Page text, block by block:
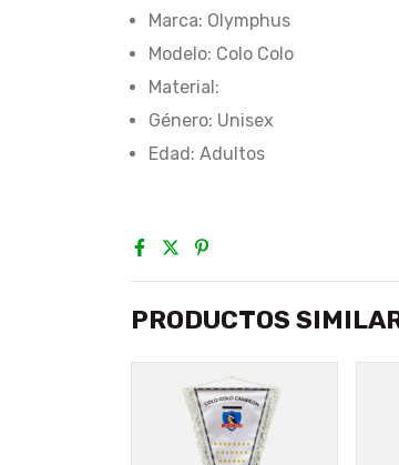
Marca: Olymphus
Modelo: Colo Colo
Material:
Género: Unisex
Edad: Adultos
PRODUCTOS